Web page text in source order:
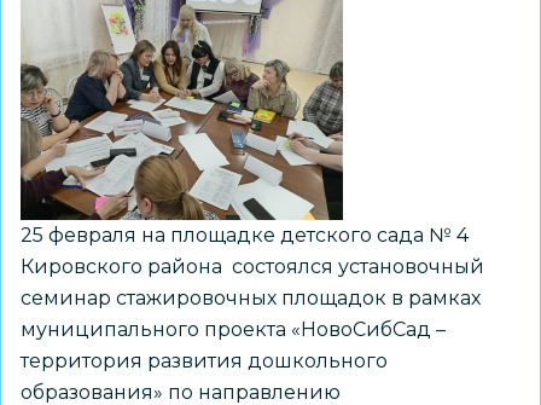
бюджетного
образовательного
сертификата
25 февраля на площадке детского сада № 4
Кировского района состоялся установочный
семинар стажировочных площадок в рамках
муниципального проекта «НовоСибСад –
территория развития дошкольного
образования» по направлению